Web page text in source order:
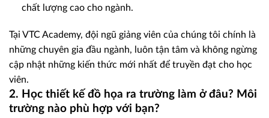
chất lượng cao cho ngành.
Tại VTC Academy, đội ngũ giảng viên của chúng tôi chính là
những chuyên gia đầu ngành, luôn tận tâm và không ngừng
cập nhật những kiến thức mới nhất để truyền đạt cho học
viên.
2. Học thiết kế đồ họa ra trường làm ở đâu? Môi
trường nào phù hợp với bạn?